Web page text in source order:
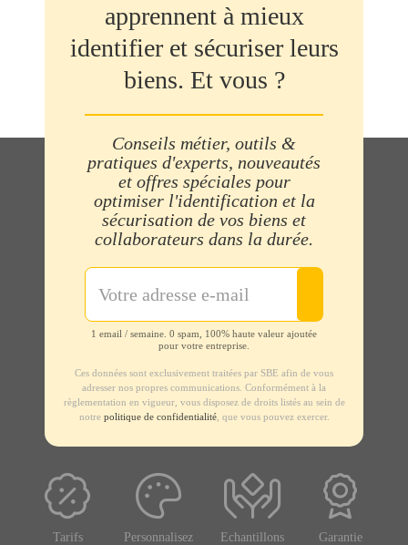
apprennent à mieux
identifier et sécuriser leurs
biens. Et vous ?
Conseils métier, outils &
pratiques d'experts, nouveautés
et offres spéciales pour
optimiser l'identification et la
sécurisation de vos biens et
collaborateurs dans la durée.
1 email / semaine. 0 spam, 100% haute valeur ajoutée
pour votre entreprise.
Ces données sont exclusivement traitées par SBE afin de vous
adresser nos propres communications. Conformément à la
règlementation en vigueur, vous disposez de droits listés au sein de
notre politique de confidentialité, que vous pouvez exercer.
Tarifs
Personnalisez
Echantillons
Garantie